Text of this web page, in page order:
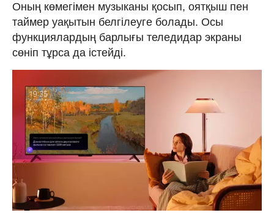
Оның көмегімен музыканы қосып, оятқыш пен
таймер уақытын белгілеуге болады. Осы
функциялардың барлығы теледидар экраны
сөніп тұрса да істейді.